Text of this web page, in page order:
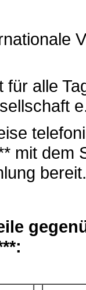
für alle
mit dem
bereit.